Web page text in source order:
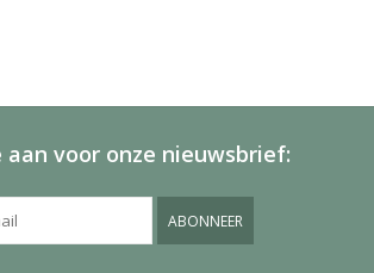
aan voor onze nieuwsbrief:
ABONNEER